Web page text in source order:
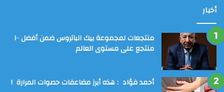
أخبار
منتجعات لمجموعة بيك الباتروس ضمن أفضل ١٠٠
منتجع على مستوى العالم
أحمد فؤاد : هذه أبرز مضاعفات حصوات المرارة !